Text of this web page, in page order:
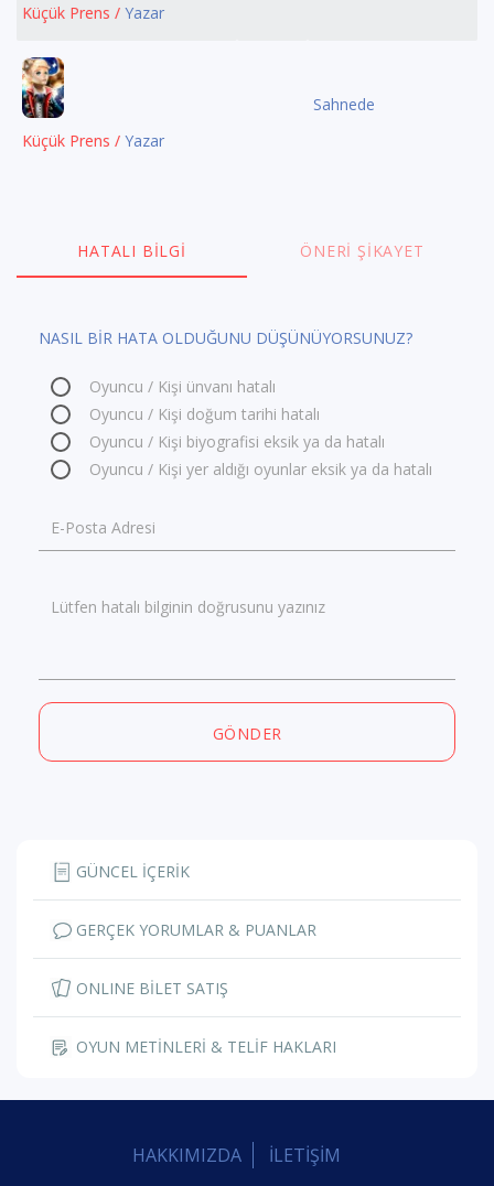
Küçük Prens / Yazar
Küçük Prens / Yazar
Sahnede
HATALI BILGI ÖNERI ŞIKAYET
NASIL BİR HATA OLDUĞUNU DÜŞÜNÜYORSUNUZ?
Oyuncu / Kişi ünvanı hatalı
Oyuncu / Kişi doğum tarihi hatalı
Oyuncu / Kişi biyografisi eksik ya da hatalı
Oyuncu / Kişi yer aldığı oyunlar eksik ya da hatalı
E-Posta Adresi
Lütfen hatalı bilginin doğrusunu yazınız
GÖNDER
GÜNCEL İÇERİK
GERÇEK YORUMLAR & PUANLAR
ONLINE BİLET SATIŞ
OYUN METİNLERİ & TELİF HAKLARI
HAKKIMIZDA İLETİŞİM